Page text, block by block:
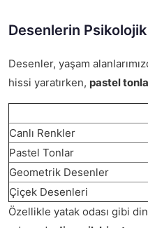
Desenlerin
Desenler, yaşam
hissi yaratırken, pastel
Canlı Renkler
Pastel Tonlar
Geometrik Desenler
Çiçek Desenleri
Özellikle yatak odası gibi